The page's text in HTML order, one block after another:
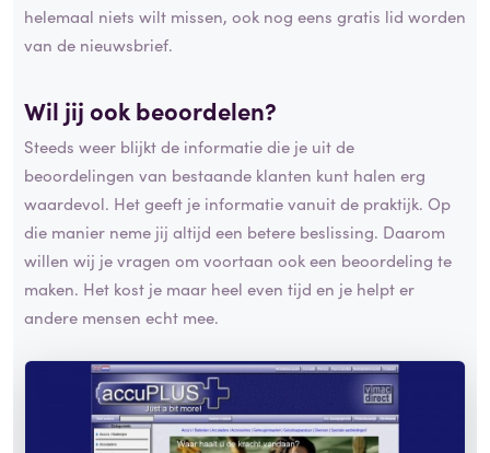
helemaal niets wilt missen, ook nog eens gratis lid worden
van de nieuwsbrief.
Wil jij ook beoordelen?
Steeds weer blijkt de informatie die je uit de
beoordelingen van bestaande klanten kunt halen erg
waardevol. Het geeft je informatie vanuit de praktijk. Op
die manier neme jij altijd een betere beslissing. Daarom
willen wij je vragen om voortaan ook een beoordeling te
maken. Het kost je maar heel even tijd en je helpt er
andere mensen echt mee.